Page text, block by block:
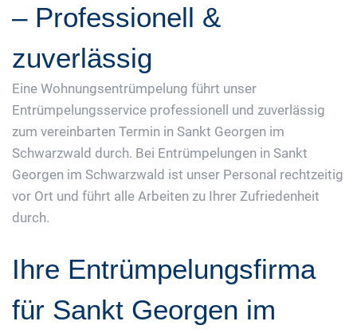
– Professionell &
zuverlässig
Eine Wohnungsentrümpelung führt unser
Entrümpelungsservice professionell und zuverlässig
zum vereinbarten Termin in Sankt Georgen im
Schwarzwald durch. Bei Entrümpelungen in Sankt
Georgen im Schwarzwald ist unser Personal rechtzeitig
vor Ort und führt alle Arbeiten zu Ihrer Zufriedenheit
durch.
Ihre Entrümpelungsfirma
für Sankt Georgen im